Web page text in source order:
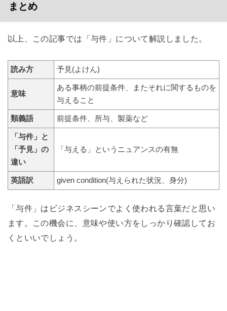
まとめ
以上、この記事では「与件」について解説しました。
読み方 予見(よけん)
意味
ある事柄の前提条件、またそれに関するものを
与えること
類義語 前提条件、所与、製薬など
「与件」と
「予見」の
違い
「与える」というニュアンスの有無
英語訳 given condition(与えられた状況、身分)
「与件」はビジネスシーンでよく使われる言葉だと思い
ます。この機会に、意味や使い方をしっかり確認してお
くといいでしょう。